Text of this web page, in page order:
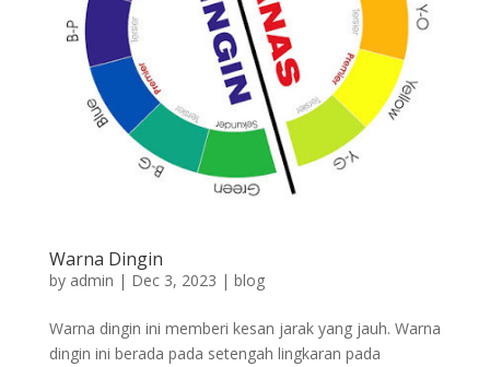
Warna Dingin
by admin | Dec 3, 2023 | blog
Warna dingin ini memberi kesan jarak yang jauh. Warna
dingin ini berada pada setengah lingkaran pada